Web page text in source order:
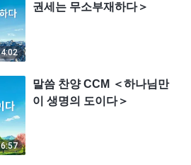
4:02
권세는 무소부재하다＞
6:57
말씀 찬양 CCM ＜하나님만
이 생명의 도이다＞